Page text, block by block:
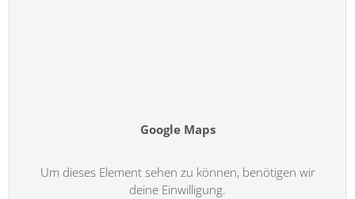
Google Maps
Um dieses Element sehen zu können, benötigen wir
deine Einwilligung.